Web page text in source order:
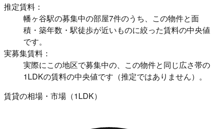
推定賃料：
幡ヶ谷駅の募集中の部屋7件のうち、この物件と面
積・築年数・駅徒歩が近いものに絞った賃料の中央値
です。
実募集賃料：
実際にこの地区で募集中の、この物件と同じ広さ帯の
1LDKの賃料の中央値です（推定ではありません）。
賃貸の相場・市場（1LDK）